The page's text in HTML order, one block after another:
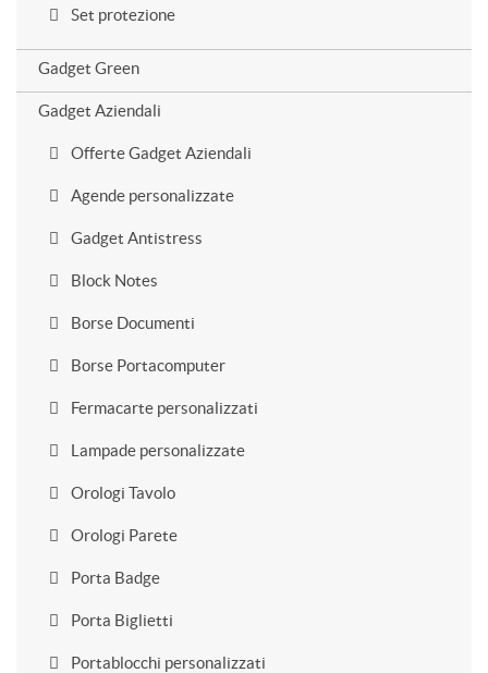
Set protezione
Gadget Green
Gadget Aziendali
Offerte Gadget Aziendali
Agende personalizzate
Gadget Antistress
Block Notes
Borse Documenti
Borse Portacomputer
Fermacarte personalizzati
Lampade personalizzate
Orologi Tavolo
Orologi Parete
Porta Badge
Porta Biglietti
Portablocchi personalizzati